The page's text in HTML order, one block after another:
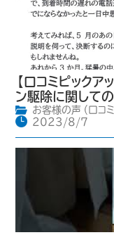
【口コミピック
ン駆除に関して
お客様の声（口コミ
2023/8/7